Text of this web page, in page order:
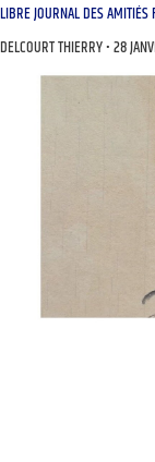
LIBRE JOURNAL DES
DELCOURT THIERRY 28